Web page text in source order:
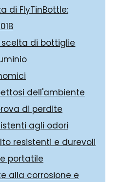
di FlyTinBottle:
di bottiglie
dell'ambiente
di perdite
agli odori
resistenti e durevoli
portatile
alla corrosione e